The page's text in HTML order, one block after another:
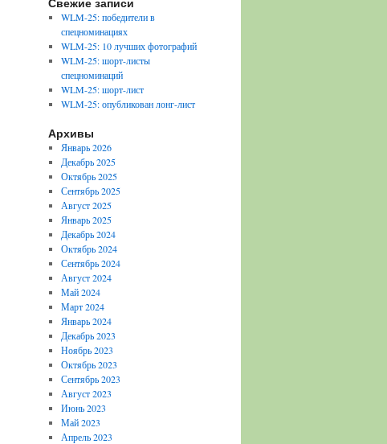
WLM-25: победители в
спецноминациях
WLM-25: 10 лучших фотографий
WLM-25: шорт-листы
спецноминаций
WLM-25: шорт-лист
WLM-25: опубликован лонг-лист
Архивы
Январь 2026
Декабрь 2025
Октябрь 2025
Сентябрь 2025
Август 2025
Январь 2025
Декабрь 2024
Октябрь 2024
Сентябрь 2024
Август 2024
Май 2024
Март 2024
Январь 2024
Декабрь 2023
Ноябрь 2023
Октябрь 2023
Сентябрь 2023
Август 2023
Июнь 2023
Май 2023
Апрель 2023